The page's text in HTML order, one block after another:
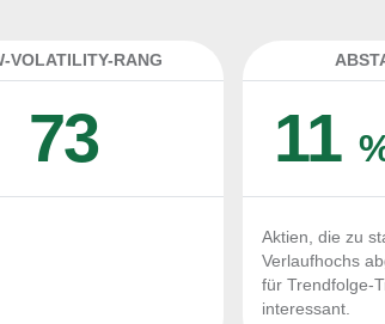
VOLATILITY-RANG
73 11
Aktien, die zu
Verlaufhochs
für Trendfolge-
interessant.